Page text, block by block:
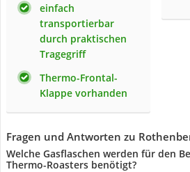
einfach
transportierbar
durch praktischen
Tragegriff
Thermo-Frontal-
Klappe vorhanden
Fragen und Antworten zu
Welche Gasflaschen werden für den
Thermo-Roasters benötigt?